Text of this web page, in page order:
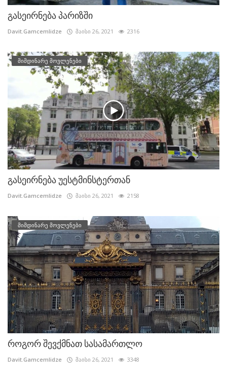
გასეირნება პარიზში
Davit.Gamcemlidze მაისი 26, 2021 2316
მიმდინარე მოვლენები
გასეირნება უესტმინსტერთან
Davit.Gamcemlidze მაისი 26, 2021 2158
მიმდინარე მოვლენები
როგორ შევქმნათ სასამართლო
Davit.Gamcemlidze მაისი 26, 2021 3348